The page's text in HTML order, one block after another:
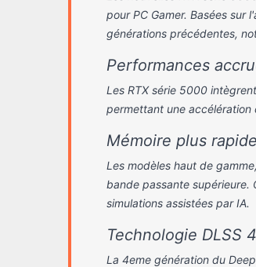
pour PC Gamer. Basées sur
générations précédentes,
Performances
Les RTX série 5000
permettant une accélération
Mémoire plus
Les modèles haut de
bande passante supérieure.
simulations assistées par IA.
Technologie DLSS
La 4eme génération du
2 038.00 €
.Qualité Ultra
.Qualité Ultra 4K
- Design RGB
RTX 5070 Silence
PC Gamer